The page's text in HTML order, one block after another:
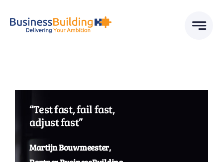
“Test fast, fail fast,
adjust fast”
Martijn Bouwmeester,